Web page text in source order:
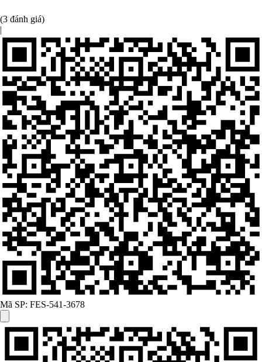
(3 đánh giá)
|
Mã SP: FES-541-3678